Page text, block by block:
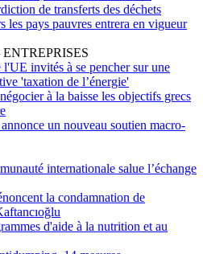
de transferts des déchets
les pays pauvres entrera en vigueur
l'UE invités à se pencher sur une
'taxation de l’énergie'
à la baisse les objectifs grecs
un nouveau soutien macro-
internationale salue l’échange
la condamnation de
d'aide à la nutrition et au